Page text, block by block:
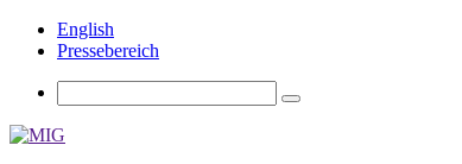
English
Pressebereich